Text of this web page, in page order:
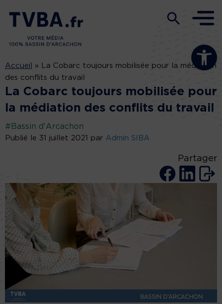
Ouvrir la
Accueil »
La Cobarc toujours mobilisée pour la médiation
des conflits du travail
La Cobarc toujours mobilisée pour
la médiation des conflits du travail
#Bassin d'Arcachon
Publié le 31 juillet 2021 par Admin SIBA
Partager